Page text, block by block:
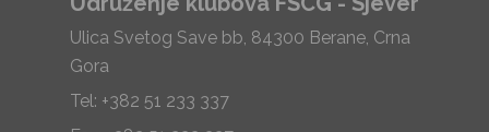
Ulica Svetog Save bb, 84300 Berane, Crna
Gora
Tel: +382 51 233 337